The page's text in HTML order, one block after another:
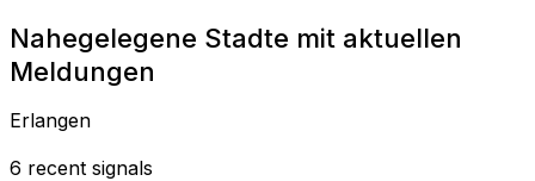
Nahegelegene Stadte mit aktuellen
Meldungen
Erlangen
6 recent signals